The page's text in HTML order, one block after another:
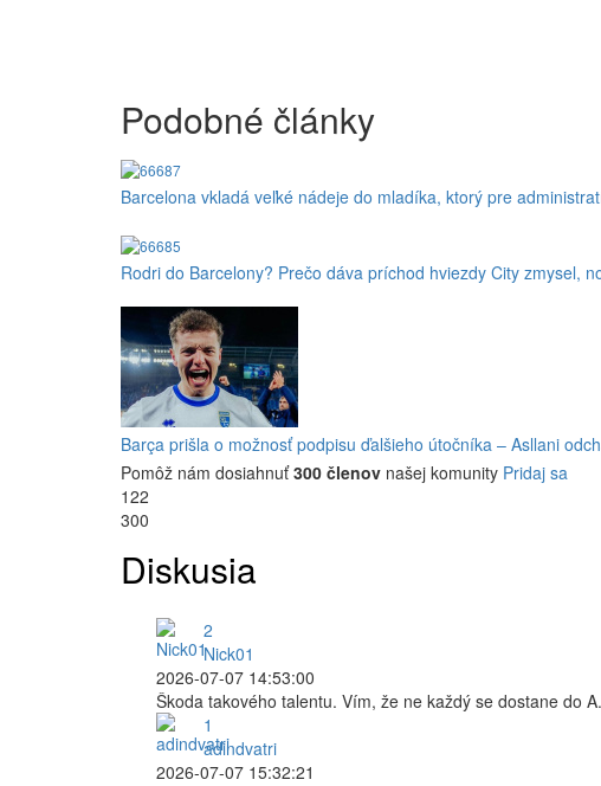
Podobné články
Barcelona vkladá veľké nádeje do mladíka, ktorý pre
Rodri do Barcelony? Prečo dáva príchod hviezdy City zmysel,
Barça prišla o možnosť podpisu ďalšieho útočníka – Asllani
Pomôž nám dosiahnuť300 členov našej komunity Pridaj sa
122
300
Diskusia
2
Nick01
2026-07-07 14:53:00
Škoda takového talentu. Vím, že ne každý se dostane do A.
1
adindvatri
2026-07-07 15:32:21